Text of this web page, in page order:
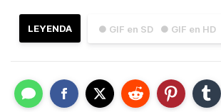
● GIF en SD ● GIF en HD
LEYENDA